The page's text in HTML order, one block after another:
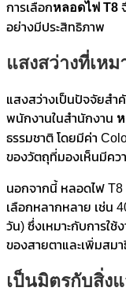
การเลือกหลอดไฟ T8
อย่างมีประสิทธิภาพ
แสงสว่างที่เห
แสงสว่างเป็นปัจจัยส
พนักงานในสำนักงาน
ธรรมชาติ โดยมีค่า
ของวัตถุที่มองเห็นมีคว
นอกจากนี้ หลอดไฟ
เลือกหลากหลาย เช่น
วัน) ซึ่งเหมาะกับการใช้
ของสายตาและเพิ่มสมา
เป็นมิตรกับสิ่ง